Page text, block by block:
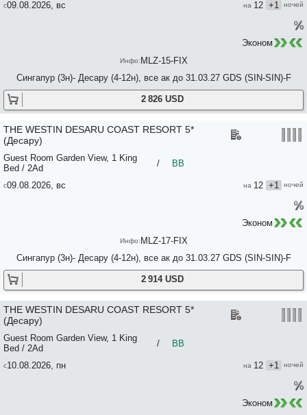
09.08.2026, вс
Сингапур (3н)- Десару (4-12н), все ак до 31.03.27 GDS (SIN-SIN)-F
12 +1
2 826 USD
MLZ-15-FIX
Эконом
09.08.2026, вс
Сингапур (3н)- Десару (4-12н), все ак до 31.03.27 GDS (SIN-SIN)-F
12 +1
THE WESTIN DESARU COAST RESORT 5*
(Десару)
/ BB
Guest Room Garden View, 1 King
Bed / 2Ad
2 914 USD
MLZ-17-FIX
Эконом
10.08.2026, пн 12 +1
THE WESTIN DESARU COAST RESORT 5*
(Десару)
/ BB
Guest Room Garden View, 1 King
Bed / 2Ad
Эконом